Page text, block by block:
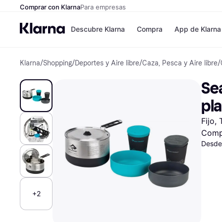
Comprar con KlarnaPara empresas
Descubre Klarna
Formas de
Paga ahora
Paga en 3 plazos
Paga en 30 días
Financiación
Klarna en Apple
Compra
Tiendas
Zalando
JD Sports
Directorio de
App de Klarna
Klarna/Shopping/Deportes y Aire libre/Caza, Pesca y Aire libre/
+2
Fijo,